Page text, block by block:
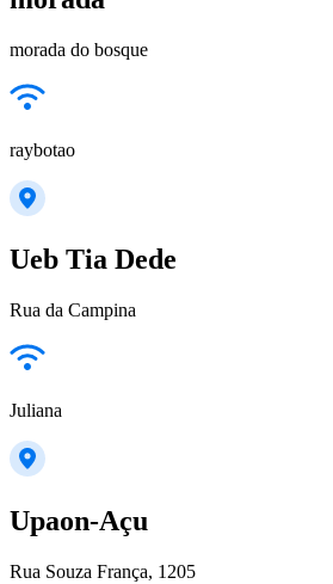
morada do bosque
raybotao
Ueb Tia Dede
Rua da Campina
Juliana
Upaon-Açu
Rua Souza França, 1205